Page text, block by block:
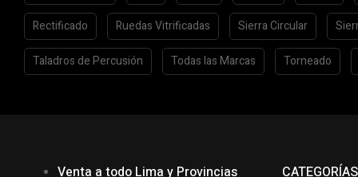
Rectificado Ruedas Vitrificadas Sierra Circular
Taladros de Percusión Todas las Marcas Torneado
Venta a todo Lima y Provincias CATEGORÍAS